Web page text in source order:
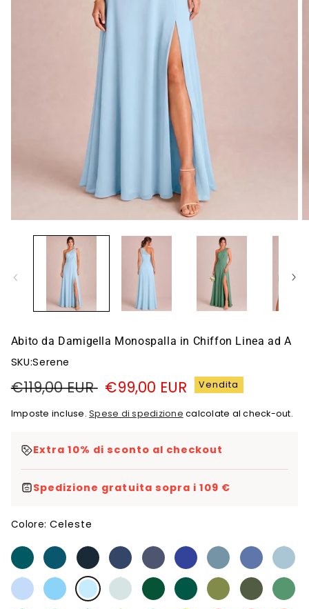
Abito da Damigella Monospalla in Chiffon Linea ad A
SKU:Serene
Prezzo
di
€119,00 EUR Prezzo
di
€99,00 EUR Vendita
Imposte incluse.Spese di spedizione calcolate al check-out.
Extra 10% di sconto al checkout
Spedizione gratuita sopra i 109 €
Colore:Celeste